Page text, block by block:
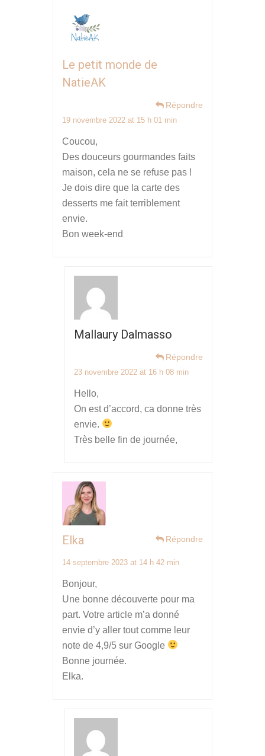
Le petit monde de
NatieAK
Répondre
19 novembre 2022 at 15 h 01 min
Coucou,
Des douceurs gourmandes faits
maison, cela ne se refuse pas !
Je dois dire que la carte des
desserts me fait terriblement
envie.
Bon week-end
Mallaury Dalmasso
Répondre
23 novembre 2022 at 16 h 08 min
Hello,
On est d’accord, ca donne très
envie.
Très belle fin de journée,
Elka Répondre
14 septembre 2023 at 14 h 42 min
Bonjour,
Une bonne découverte pour ma
part. Votre article m’a donné
envie d’y aller tout comme leur
note de 4,9/5 sur Google
Bonne journée.
Elka.